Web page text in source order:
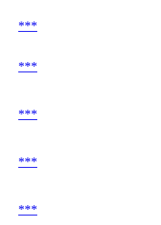
***
***
***
***
***